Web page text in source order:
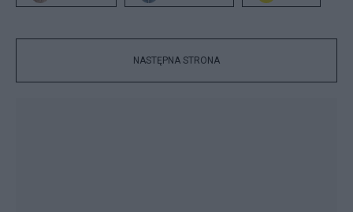
NASTĘPNA STRONA